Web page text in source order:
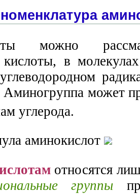
можно
в
Аминогруппа может
углерода.
аминокислот
относятся
группы